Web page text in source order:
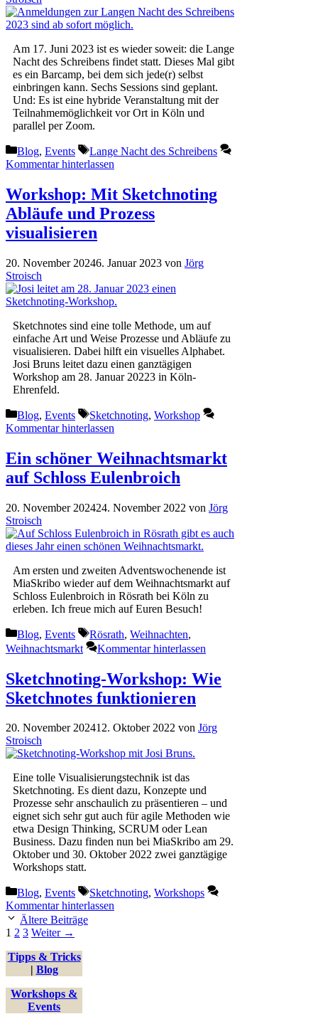
Am 17. Juni 2023 ist es wieder soweit: die Lange
Nacht des Schreibens findet statt. Dieses Mal gibt
es ein Barcamp, bei dem sich jede(r) selbst
einbringen kann. Sechs Sessions sind geplant.
Und: Es ist eine hybride Veranstaltung mit der
Teilnahmemöglichkeit vor Ort in Köln und
parallel per Zoom.
Kategorien
Blog, Events Schlagwörter
Lange Nacht des Schreibens
Kommentar hinterlassen
Workshop: Mit Sketchnoting
Abläufe und Prozess
visualisieren
20. November 20246. Januar 2023 von Jörg
Stroisch
Sketchnotes sind eine tolle Methode, um auf
einfache Art und Weise Prozesse und Abläufe zu
visualisieren. Dabei hilft ein visuelles Alphabet.
Josi Bruns leitet dazu einen ganztägigen
Workshop am 28. Januar 20223 in Köln-
Ehrenfeld.
Kategorien
Blog, Events Schlagwörter
Sketchnoting, Workshop
Kommentar hinterlassen
Ein schöner Weihnachtsmarkt
auf Schloss Eulenbroich
20. November 202424. November 2022 von Jörg
Stroisch
Am ersten und zweiten Adventswochenende ist
MiaSkribo wieder auf dem Weihnachtsmarkt auf
Schloss Eulenbroich in Rösrath bei Köln zu
erleben. Ich freue mich auf Euren Besuch!
Kategorien
Blog, Events Schlagwörter
Rösrath, Weihnachten,
Weihnachtsmarkt
Kommentar hinterlassen
Sketchnoting-Workshop: Wie
Sketchnotes funktionieren
20. November 202412. Oktober 2022 von Jörg
Stroisch
Eine tolle Visualisierungstechnik ist das
Sketchnoting. Es dient dazu, Konzepte und
Prozesse sehr anschaulich zu präsentieren – und
eignet sich sehr gut auch für agile Methoden wie
etwa Design Thinking, SCRUM oder Lean
Business. Dazu finden nun bei MiaSkribo am 29.
Oktober und 30. Oktober 2022 zwei ganztägige
Workshops statt.
Kategorien
Blog, Events Schlagwörter
Sketchnoting, Workshops
Kommentar hinterlassen
Ältere Beiträge
Seite
1 Seite
2 Seite
3 Weiter →
Tipps & Tricks
| Blog
Workshops &
Events